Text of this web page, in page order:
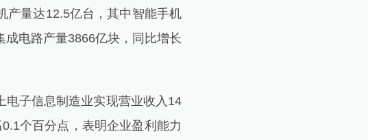
量达12.5亿台，其中智能手机
电路产量3866亿块，同比增长
子信息制造业实现营业收入14
个百分点，表明企业盈利能力